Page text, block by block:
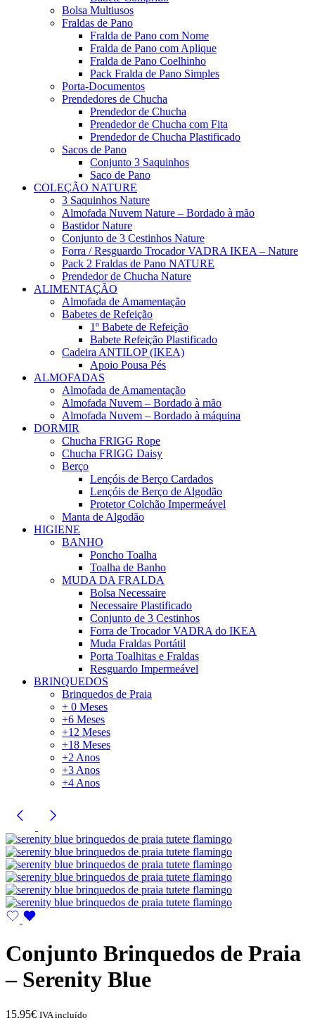
Bolsa Multiusos
Fraldas de Pano
Fralda de Pano com Nome
Fralda de Pano com Aplique
Fralda de Pano Coelhinho
Pack Fralda de Pano Simples
Porta-Documentos
Prendedores de Chucha
Prendedor de Chucha
Prendedor de Chucha com Fita
Prendedor de Chucha Plastificado
Sacos de Pano
Conjunto 3 Saquinhos
Saco de Pano
COLEÇÃO NATURE
3 Saquinhos Nature
Almofada Nuvem Nature – Bordado à mão
Bastidor Nature
Conjunto de 3 Cestinhos Nature
Forra / Resguardo Trocador VADRA IKEA – Nature
Pack 2 Fraldas de Pano NATURE
Prendedor de Chucha Nature
ALIMENTAÇÃO
Almofada de Amamentação
Babetes de Refeição
1º Babete de Refeição
Babete Refeição Plastificado
Cadeira ANTILOP (IKEA)
Apoio Pousa Pés
ALMOFADAS
Almofada de Amamentação
Almofada Nuvem – Bordado à mão
Almofada Nuvem – Bordado à máquina
DORMIR
Chucha FRIGG Rope
Chucha FRIGG Daisy
Berço
Lençóis de Berço Cardados
Lençóis de Berço de Algodão
Protetor Colchão Impermeável
Manta de Algodão
HIGIENE
BANHO
Poncho Toalha
Toalha de Banho
MUDA DA FRALDA
Bolsa Necessaire
Necessaire Plastificado
Conjunto de 3 Cestinhos
Forra de Trocador VADRA do IKEA
Muda Fraldas Portátil
Porta Toalhitas e Fraldas
Resguardo Impermeável
BRINQUEDOS
Brinquedos de Praia
+ 0 Meses
+6 Meses
+12 Meses
+18 Meses
+2 Anos
+3 Anos
+4 Anos
Conjunto Brinquedos de Praia
– Serenity Blue
15.95€ IVA incluído